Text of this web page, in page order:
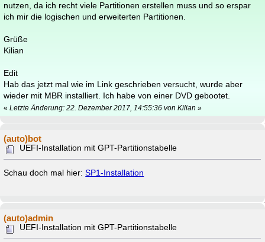
nutzen, da ich recht viele Partitionen erstellen muss und so erspar
ich mir die logischen und erweiterten Partitionen.
Grüße
Kilian
Edit
Hab das jetzt mal wie im Link geschrieben versucht, wurde aber
wieder mit MBR installiert. Ich habe von einer DVD gebootet.
«Letzte Änderung: 22. Dezember 2017, 14:55:36 von Kilian »
(auto)bot
UEFI-Installation mit GPT-Partitionstabelle
Schau doch mal hier:SP1-Installation
(auto)admin
UEFI-Installation mit GPT-Partitionstabelle